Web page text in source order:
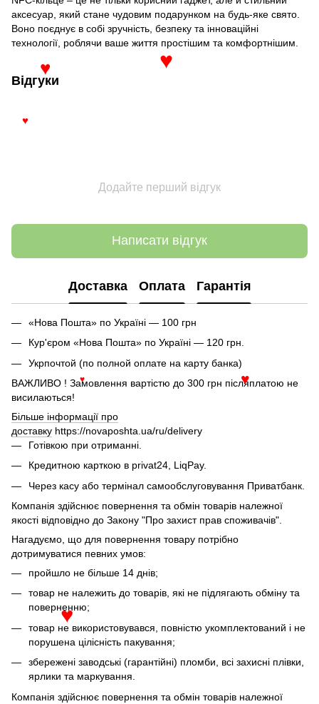
аксесуар, який стане чудовим подарунком на будь-яке свято.
Воно поєднує в собі зручність, безпеку та інноваційні
технології, роблячи ваше життя простішим та комфортнішим.
Відгуки
Додайте перший відгук
Написати відгук
Доставка Оплата Гарантія
«Нова Пошта» по Україні — 100 грн
Кур'єром «Нова Пошта» по Україні — 120 грн.
Укрпочтой (по полной оплате на карту банка)
ВАЖЛИВО ! Замовлення вартістю до 300 грн післяплатою не
висилаються!
Більше інформації про
доставку https://novaposhta.ua/ru/delivery
Готівкою при отриманні.
Кредитною карткою в privat24, LiqPay.
Через касу або термінал самообслуговування Приватбанк.
Компанія здійснює повернення та обмін товарів належної
якості відповідно до Закону "Про захист прав споживачів".
Нагадуємо, що для повернення товару потрібно
дотримуватися певних умов:
пройшло не більше 14 днів;
товар не належить до товарів, які не підлягають обміну та
поверненню;
товар не використовувався, повністю укомплектований і не
порушена цілісність пакування;
збережені заводські (гарантійні) пломби, всі захисні плівки,
ярлики та маркування.
Компанія здійснює повернення та обмін товарів належної
♥
♥ ♥
♥ ♥